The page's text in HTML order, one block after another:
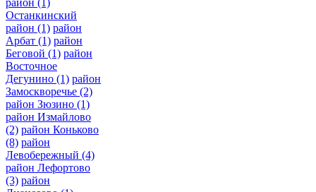
Останкинский
район (1) район
Арбат (1) район
Беговой (1) район
Восточное
Дегунино (1) район
Замоскворечье (2)
район Зюзино (1)
район Измайлово
(2) район Коньково
(8) район
Левобережный (4)
район Лефортово
(3) район